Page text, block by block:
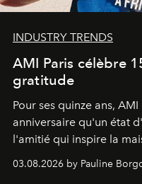
INDUSTRY TRENDS
AMI Paris célèbre
gratitude
Pour ses quinze ans,
anniversaire qu'un état
l'amitié qui inspire la
03.08.2026 by Pauline